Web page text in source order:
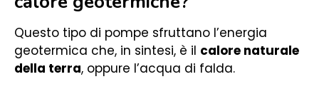
Questo tipo di pompe sfruttano l’energia
geotermica che, in sintesi, è il calore naturale
della terra, oppure l’acqua di falda.